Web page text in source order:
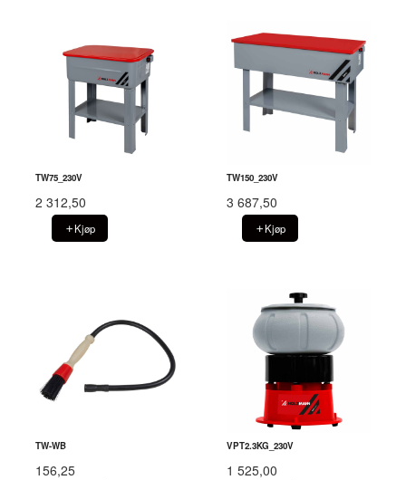
TW75_230V
2 312,50
Kjøp
TW150_230V
3 687,50
Kjøp
TW-WB
156,25
VPT2.3KG_230V
1 525,00